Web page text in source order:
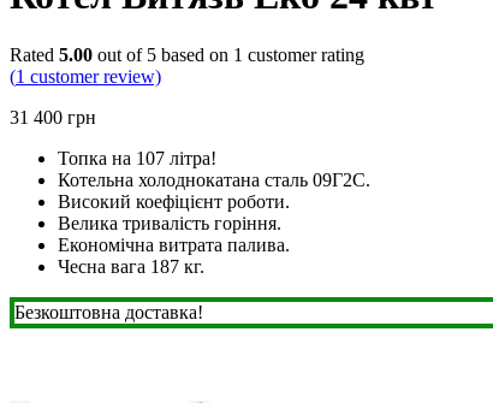
Rated 5.00 out of 5 based on 1 customer rating
(1 customer review)
31 400 грн
Топка на 107 літра!
Котельна холоднокатана сталь 09Г2С.
Високий коефіцієнт роботи.
Велика тривалість горіння.
Економічна витрата палива.
Чесна вага 187 кг.
Безкоштовна доставка!